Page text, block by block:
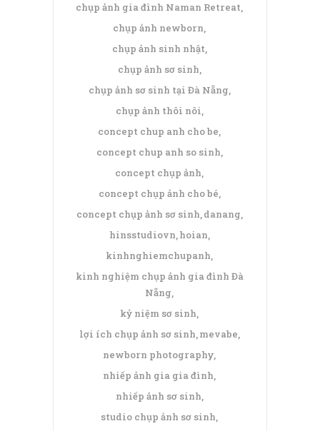
chụp ảnh gia đình Naman Retreat
chụp ảnh newborn
chụp ảnh sinh nhật
chụp ảnh sơ sinh
chụp ảnh sơ sinh tại Đà Nẵng
chụp ảnh thôi nôi
concept chup anh cho be
concept chup anh so sinh
concept chụp ảnh
concept chụp ảnh cho bé
concept chụp ảnh sơ sinh danang
hinsstudiovn hoian
kinhnghiemchupanh
kinh nghiệm chụp ảnh gia đình Đà
Nẵng
kỷ niệm sơ sinh
lợi ích chụp ảnh sơ sinh mevabe
newborn photography
nhiếp ảnh gia gia đình
nhiếp ảnh sơ sinh
studio chụp ảnh sơ sinh